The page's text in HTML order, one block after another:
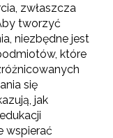
zwłaszcza
tworzyć
niezbędne jest
które
się
jak
wspierać